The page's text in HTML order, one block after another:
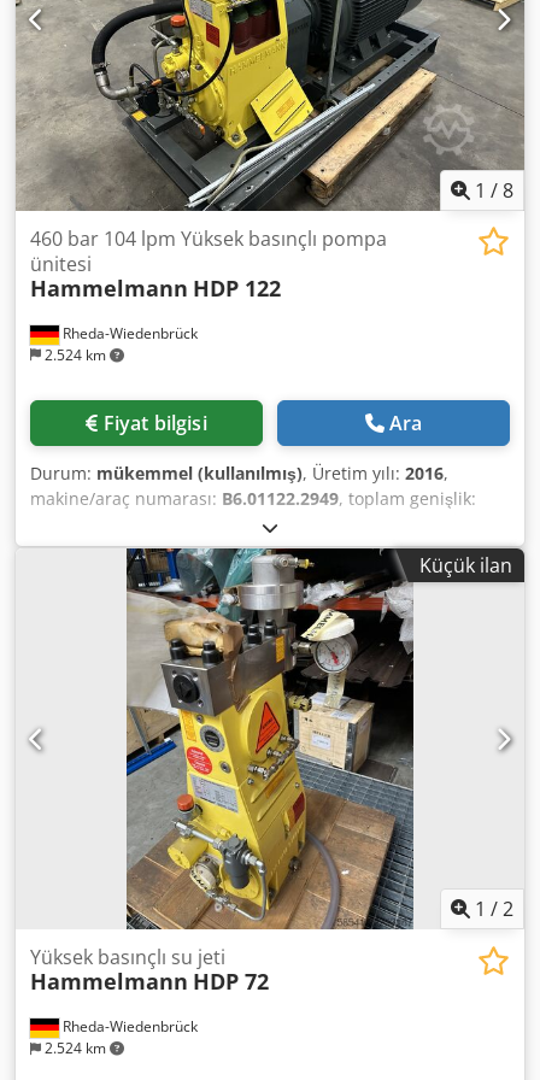
1 /8
Rheda-Wiedenbrück
2.524 km
460 bar 104 lpm Yüksek basınçlı pompa
ünitesi
Hammelmann HDP 122
Fiyat bilgisi Ara
Durum: mükemmel (kullanılmış), Üretim yılı: 2016,
makine/araç numarası: B6.01122.2949, toplam genişlik:
850 mm
1.400 mm, basınç:460 bar, çalışma basıncı:460 bar, giriş
trifaze, toplam ağırlık:1.698 kg
, dönüş hızı
1.800 dev/dak, güç:0,089 kW (0,12 bg)
Hammelmann HDP 122 taban çerçevesi üzerinde sabit
yüksek basınç pompa ünitesi. Benzer ancak Kamat, Uraca,
Woma yok. Pompa tipi: HDP 122 Çalışma basıncı: 460 bar
Dağıtım hızı: 104 l/dak. Tahrik hızı: 1800 rpm. Tahrik gücü:
89 kW ACM 315 S-4/PHE elektrik motoru ile 110 kW, IP55
basınç kontrol valfi ile, Dcjdpfx Amsqhnrhj Hek emniyet
valfi ile, yağ soğutma sistemli. Boyutlar LxWxH: yaklaşık
2.000x850x1.140 mm Ağırlık: yaklaşık 1.698 kg İnşaat yılı:
2016 Durum: Çok iyi kullanılmış durumda. 2 adet
Küçük ilan
1 /2
Rheda-Wiedenbrück
2.524 km
Yüksek basınçlı su jeti
Hammelmann HDP 72